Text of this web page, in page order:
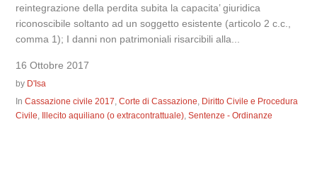
reintegrazione della perdita subita la capacita’ giuridica
riconoscibile soltanto ad un soggetto esistente (articolo 2 c.c.,
comma 1); I danni non patrimoniali risarcibili alla...
16 Ottobre 2017
by D'Isa
InCassazione civile 2017 ,Corte di Cassazione Diritto Civile e Procedura
Civile Illecito aquiliano (o extracontrattuale) ,Sentenze - Ordinanze